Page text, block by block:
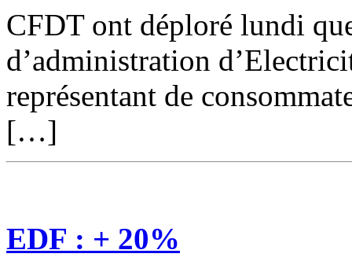
CFDT ont déploré lundi
d’administration
représentant de
[…]
EDF : + 20%